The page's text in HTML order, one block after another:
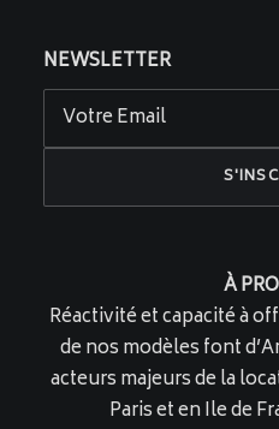
NEWSLETTER
À
Réactivité et capacité à
de nos modèles font
acteurs majeurs de la
Paris et en Ile de